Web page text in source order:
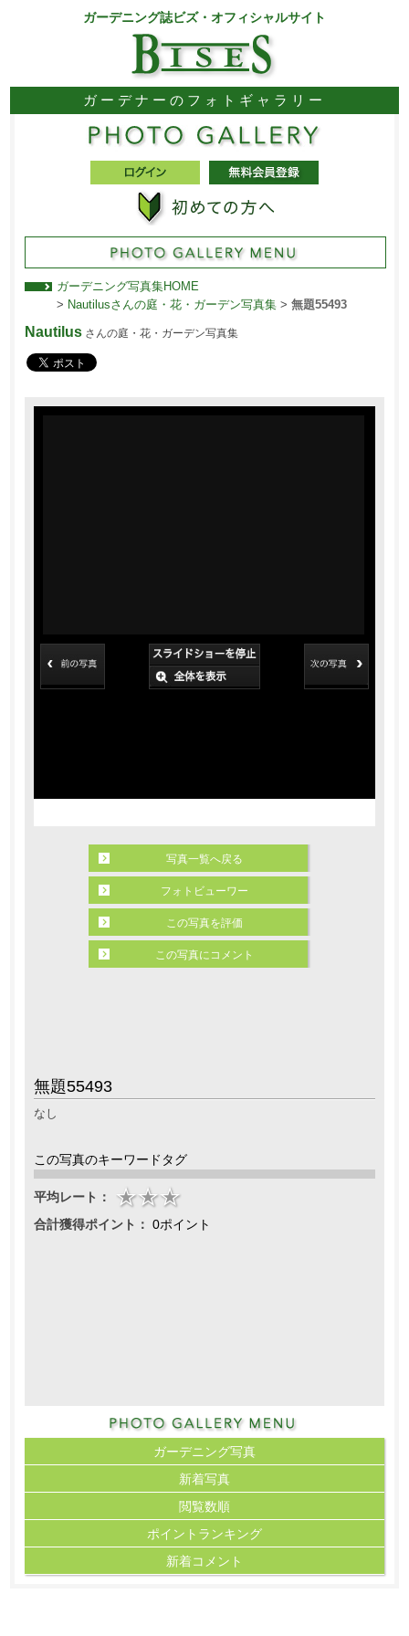
ガーデニング誌ビズ・オフィシャルサイト
ガーデナーのフォトギャラリー
ガーデニング写真集HOME
> Nautilusさんの庭・花・ガーデン写真集> 無題55493
Nautilusさんの庭・花・ガーデン写真集
無題55493
なし
この写真のキーワードタグ
平均レート：
合計獲得ポイント： 0ポイント
写真一覧へ戻る
フォトビューワー
この写真を評価
この写真にコメント
ガーデニング写真
新着写真
閲覧数順
ポイント ランキング
新着コメント